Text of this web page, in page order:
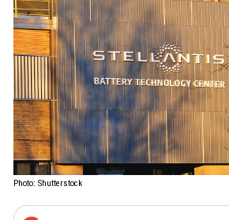
Photo: Shutterstock